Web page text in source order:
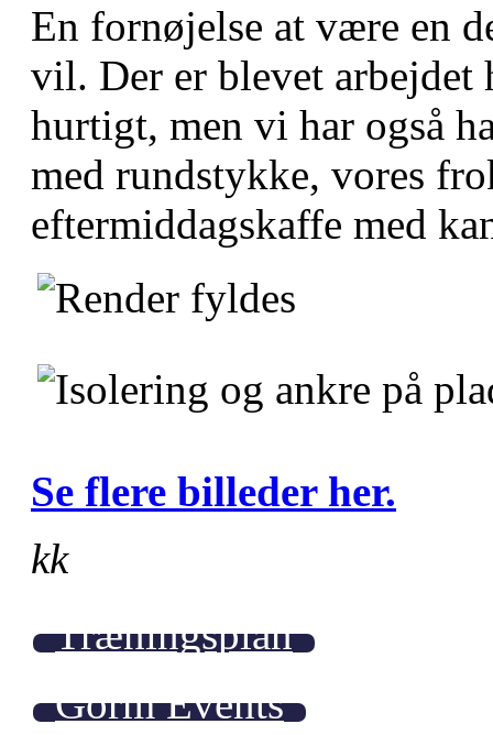
En fornøjelse at være en
vil. Der er blevet
hurtigt, men vi har også
med rundstykke, vores
eftermiddagskaffe med
Se flere billeder her.
kk
Træningsplan
Gorm Events